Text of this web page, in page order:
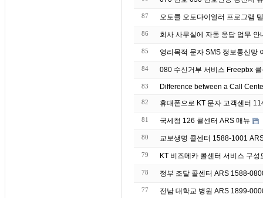
87 오토콜 오토다이얼러 프로그램
86 회사 사무실에 자동
85 영리목적 문자
84 080 수신거부 서비스 Freepbx
83 Difference between a Call
82 휴대폰으로 KT 문자 고객센터
81 국세청 126 콜센터 ARS 매뉴
80 교보생명 콜센터 1588-1001
79 KT 비즈메카 콜센터 서비스 구성
78 정부 조달 콜센터 ARS 1588-
77 전남 대학교 병원 ARS 1899-